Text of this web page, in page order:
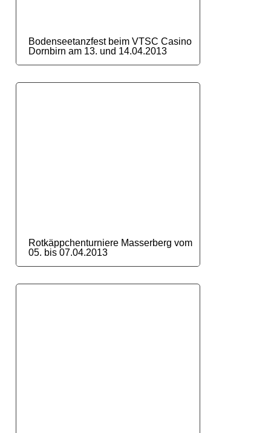
Bodenseetanzfest beim VTSC Casino
Dornbirn am 13. und 14.04.2013
Rotkäppchenturniere Masserberg vom
05. bis 07.04.2013